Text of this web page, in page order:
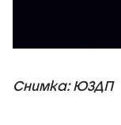
Снимка: ЮЗДП